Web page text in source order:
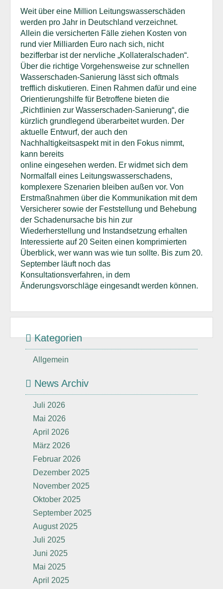
Weit über eine Million Leitungswasserschäden
werden pro Jahr in Deutschland verzeichnet.
Allein die versicherten Fälle ziehen Kosten von
rund vier Milliarden Euro nach sich, nicht
bezifferbar ist der nervliche „Kollateralschaden“.
Über die richtige Vorgehensweise zur schnellen
Wasserschaden-Sanierung lässt sich oftmals
trefflich diskutieren. Einen Rahmen dafür und eine
Orientierungshilfe für Betroffene bieten die
„Richtlinien zur Wasserschaden-Sanierung“, die
kürzlich grundlegend überarbeitet wurden. Der
aktuelle Entwurf, der auch den
Nachhaltigkeitsaspekt mit in den Fokus nimmt,
kann bereits
online eingesehen werden. Er widmet sich dem
Normalfall eines Leitungswasserschadens,
komplexere Szenarien bleiben außen vor. Von
Erstmaßnahmen über die Kommunikation mit dem
Versicherer sowie der Feststellung und Behebung
der Schadenursache bis hin zur
Wiederherstellung und Instandsetzung erhalten
Interessierte auf 20 Seiten einen komprimierten
Überblick, wer wann was wie tun sollte. Bis zum 20.
September läuft noch das
Konsultationsverfahren, in dem
Änderungsvorschläge eingesandt werden können.
Kategorien
Allgemein
News Archiv
Juli 2026
Mai 2026
April 2026
März 2026
Februar 2026
Dezember 2025
November 2025
Oktober 2025
September 2025
August 2025
Juli 2025
Juni 2025
Mai 2025
April 2025